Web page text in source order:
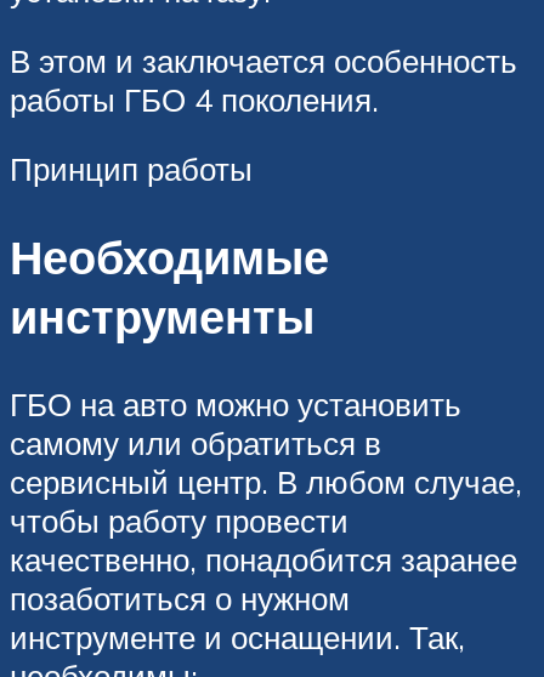
В этом и заключается особенность
работы ГБО 4 поколения.
Принцип работы
Необходимые
инструменты
ГБО на авто можно установить
самому или обратиться в
сервисный центр. В любом случае,
чтобы работу провести
качественно, понадобится заранее
позаботиться о нужном
инструменте и оснащении. Так,